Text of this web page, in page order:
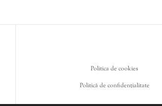
Politica de cookies
Politică de confidențialitate